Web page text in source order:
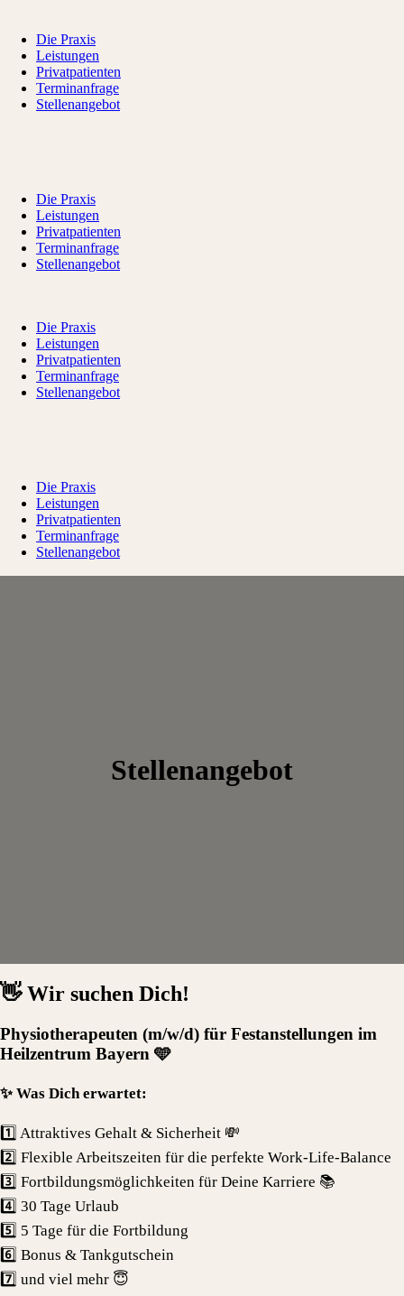
Die Praxis
Leistungen
Privatpatienten
Terminanfrage
Stellenangebot
Die Praxis
Leistungen
Privatpatienten
Terminanfrage
Stellenangebot
Die Praxis
Leistungen
Privatpatienten
Terminanfrage
Stellenangebot
Die Praxis
Leistungen
Privatpatienten
Terminanfrage
Stellenangebot
Stellenangebot
👋 Wir suchen Dich!
Physiotherapeuten (m/w/d) für Festanstellungen im
Heilzentrum Bayern 🩵
✨ Was Dich erwartet:
1️⃣ Attraktives Gehalt & Sicherheit 💸
2️⃣ Flexible Arbeitszeiten für die perfekte Work-Life-Balance
3️⃣ Fortbildungsmöglichkeiten für Deine Karriere 📚
4️⃣ 30 Tage Urlaub
5️⃣ 5 Tage für die Fortbildung
6️⃣ Bonus & Tankgutschein
7️⃣ und viel mehr 😇